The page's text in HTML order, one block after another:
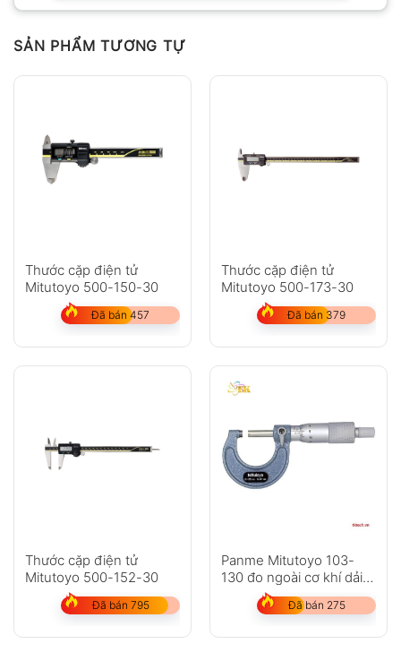
SẢN PHẨM TƯƠNG TỰ
Thước cặp điện tử
Mitutoyo 500-150-30
Đã bán 457
Thước cặp điện tử
Mitutoyo 500-173-30
Đã bán 379
Thước cặp điện tử
Mitutoyo 500-152-30
Đã bán 795
Panme Mitutoyo 103-
130 đo ngoài cơ khí dải
đo 25-50mm
Đã bán 275